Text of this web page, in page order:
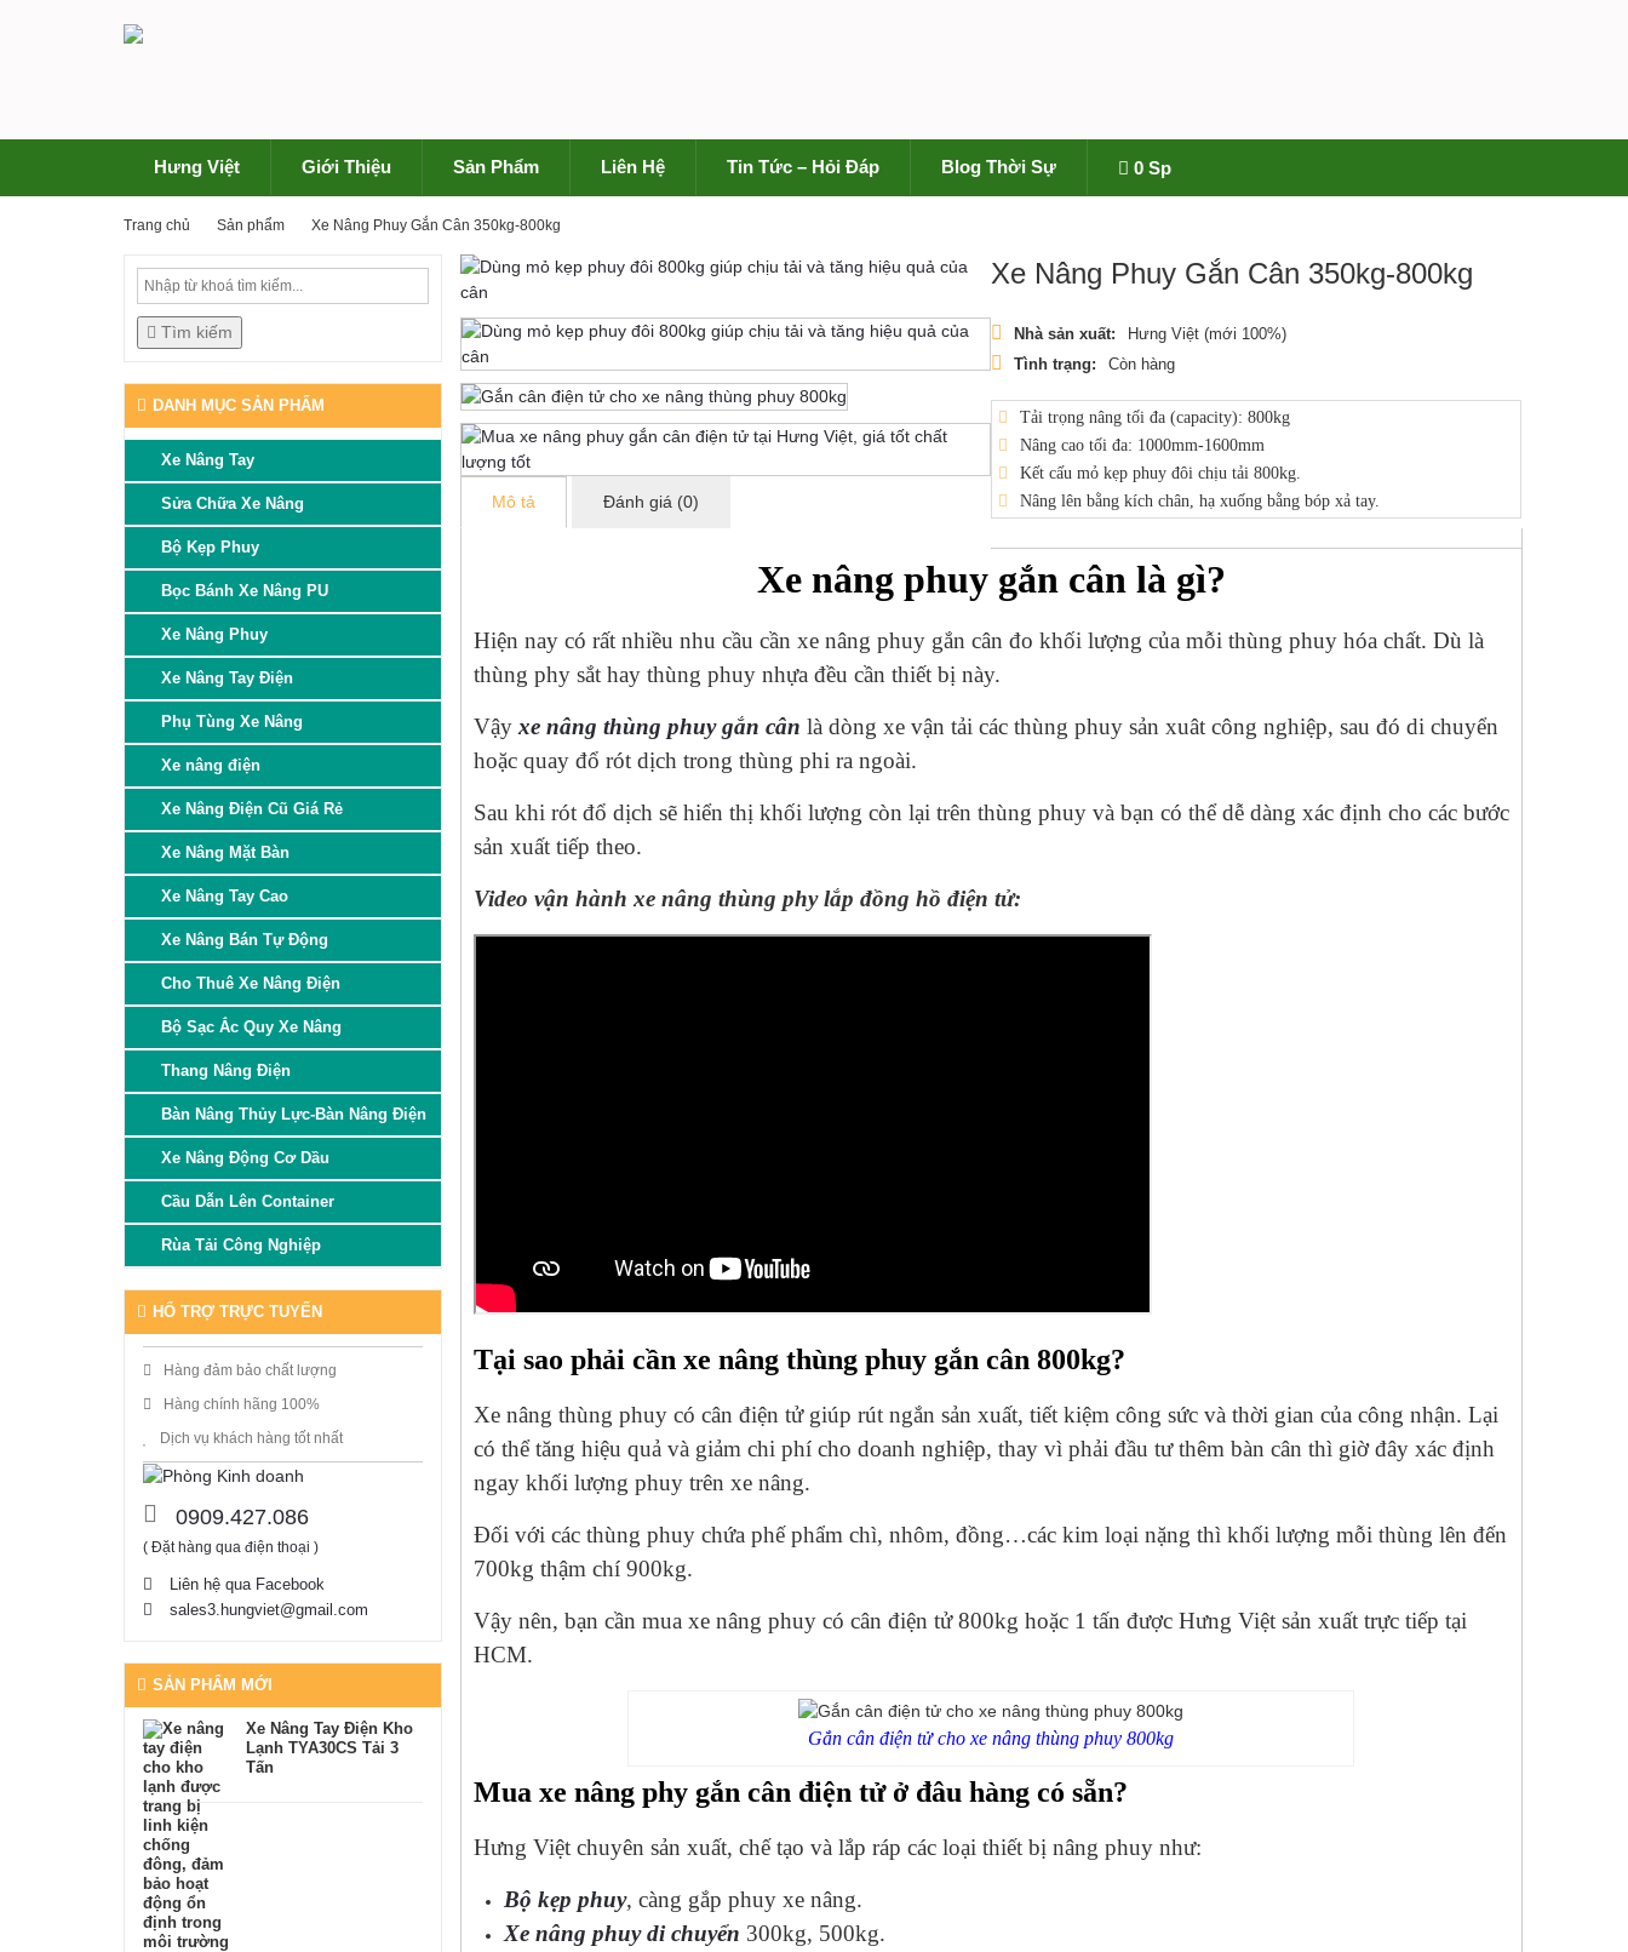
Hưng Việt Giới Thiệu Sản Phẩm Liên Hệ Tin Tức – Hỏi Đáp Blog Thời Sự 0 Sp
Trang chủ Sản phẩm Xe Nâng Phuy Gắn Cân 350kg-800kg
Xe Nâng Phuy Gắn Cân 350kg-800kg
Nhà sản xuất:
Hưng Việt (mới 100%)
Tình trạng:
Còn hàng
Tải trọng nâng tối đa (capacity): 800kg
Nâng cao tối đa: 1000mm-1600mm
Kết cấu mỏ kẹp phuy đôi chịu tải 800kg.
Nâng lên bằng kích chân, hạ xuống bằng bóp xả tay.
Mô tả Đánh giá (0)
Xe nâng phuy gắn cân là gì?
Hiện nay có rất nhiều nhu cầu cần xe nâng phuy gắn cân đo khối lượng của mỗi thùng phuy hóa chất. Dù là
thùng phy sắt hay thùng phuy nhựa đều cần thiết bị này.
Vậy xe nâng thùng phuy gắn cân là dòng xe vận tải các thùng phuy sản xuât công nghiệp, sau đó di chuyển
hoặc quay đổ rót dịch trong thùng phi ra ngoài.
Sau khi rót đổ dịch sẽ hiển thị khối lượng còn lại trên thùng phuy và bạn có thể dễ dàng xác định cho các bước
sản xuất tiếp theo.
Video vận hành xe nâng thùng phy lắp đồng hồ điện tử:
Tại sao phải cần xe nâng thùng phuy gắn cân 800kg?
Xe nâng thùng phuy có cân điện tử giúp rút ngắn sản xuất, tiết kiệm công sức và thời gian của công nhận. Lại
có thể tăng hiệu quả và giảm chi phí cho doanh nghiệp, thay vì phải đầu tư thêm bàn cân thì giờ đây xác định
ngay khối lượng phuy trên xe nâng.
Đối với các thùng phuy chứa phế phẩm chì, nhôm, đồng…các kim loại nặng thì khối lượng mỗi thùng lên đến
700kg thậm chí 900kg.
Vậy nên, bạn cần mua xe nâng phuy có cân điện tử 800kg hoặc 1 tấn được Hưng Việt sản xuất trực tiếp tại
HCM.
Gắn cân điện tử cho xe nâng thùng phuy 800kg
Mua xe nâng phy gắn cân điện tử ở đâu hàng có sẵn?
Hưng Việt chuyên sản xuất, chế tạo và lắp ráp các loại thiết bị nâng phuy như:
Bộ kẹp phuy, càng gắp phuy xe nâng.
Xe nâng phuy di chuyển 300kg, 500kg.
Tìm kiếm
DANH MỤC SẢN PHẨM
Xe Nâng Tay
Sửa Chữa Xe Nâng
Bộ Kẹp Phuy
Bọc Bánh Xe Nâng PU
Xe Nâng Phuy
Xe Nâng Tay Điện
Phụ Tùng Xe Nâng
Xe nâng điện
Xe Nâng Điện Cũ Giá Rẻ
Xe Nâng Mặt Bàn
Xe Nâng Tay Cao
Xe Nâng Bán Tự Động
Cho Thuê Xe Nâng Điện
Bộ Sạc Ắc Quy Xe Nâng
Thang Nâng Điện
Bàn Nâng Thủy Lực-Bàn Nâng Điện
Xe Nâng Động Cơ Dầu
Cầu Dẫn Lên Container
Rùa Tải Công Nghiệp
HỔ TRỢ TRỰC TUYẾN
Hàng đảm bảo chất lượng
Hàng chính hãng 100%
Dịch vụ khách hàng tốt nhất
0909.427.086
( Đặt hàng qua điện thoại )
Liên hệ qua Facebook
sales3.hungviet@gmail.com
SẢN PHẨM MỚI
Xe Nâng Tay Điện Kho
Lạnh TYA30CS Tải 3
Tấn